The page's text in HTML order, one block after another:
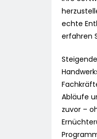
echte
erfahren
Abläufe
zuvor –